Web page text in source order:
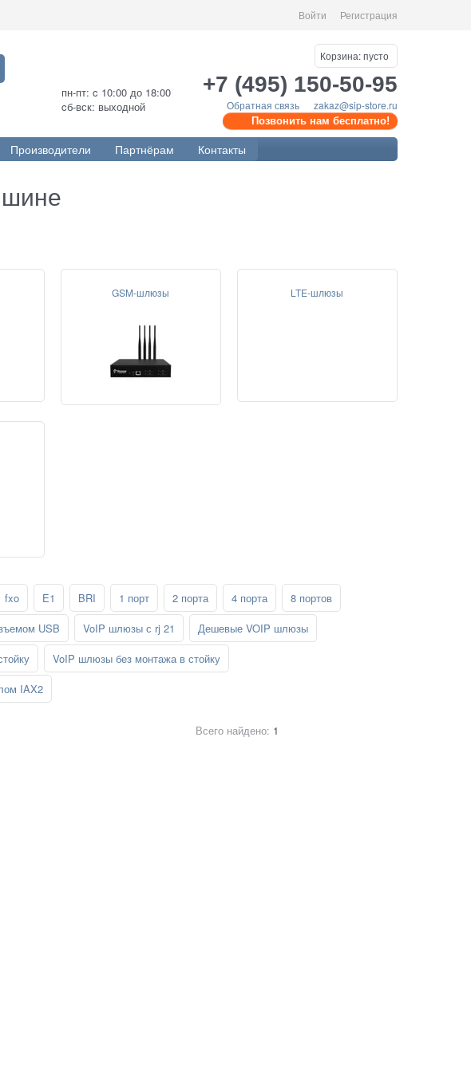
Войти Регистрация
пн-пт: c 10:00 до 18:00
cб-вск: выходной
Корзина:пусто
+7 (495) 150-50-95
Обратная связь zakaz@sip-store.ru
Позвонить нам бесплатно!
Производители Партнёрам Контакты
GSM-шлюзы LTE-шлюзы
fxo E1 BRI 1 порт 2 порта 4 порта
8 портов
USB VoIP шлюзы с rj 21
Дешевые VOIP шлюзы
VoIP шлюзы без монтажа в стойку
IAX2
Всего найдено: 1